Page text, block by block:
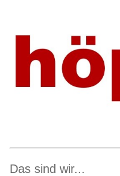
Das sind wir...